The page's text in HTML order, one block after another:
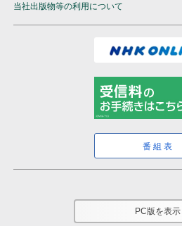
当社出版物等の利用について
番組表
PC版を表示